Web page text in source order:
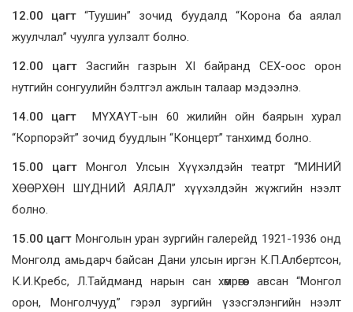
12.00 цагт “Туушин” зочид буудалд “Корона ба аялал
жуулчлал” чуулга уулзалт болно.
12.00 цагт Засгийн газрын XI байранд СЕХ-оос орон
нутгийн сонгуулийн бэлтгэл ажлын талаар мэдээлнэ.
14.00 цагт МҮХАҮТ-ын 60 жилийн ойн баярын хурал
“Корпорэйт” зочид буудлын “Концерт” танхимд болно.
15.00 цагт Монгол Улсын Хүүхэлдэйн театрт “МИНИЙ
ХӨӨРХӨН ШҮДНИЙ АЯЛАЛ” хүүхэлдэйн жүжгийн нээлт
болно.
15.00 цагт Монголын уран зургийн галерейд 1921-1936 онд
Монголд амьдарч байсан Дани улсын иргэн К.П.Албертсон,
К.И.Кребс, Л.Тайдманд нарын сан хөмрөгөөс авсан “Монгол
орон, Монголчууд” гэрэл зургийн үзэсгэлэнгийн нээлт